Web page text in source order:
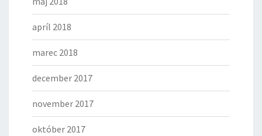
apríl 2018
marec 2018
december 2017
november 2017
október 2017